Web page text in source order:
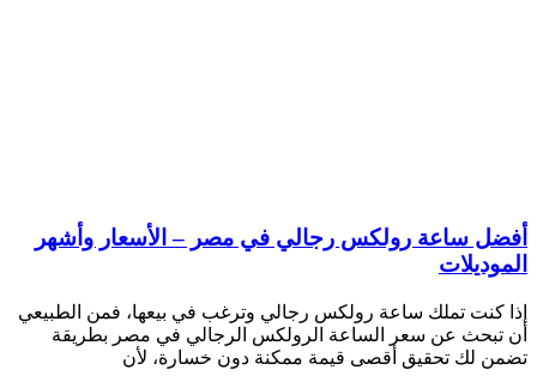
أفضل ساعة رولكس رجالي في مصر – الأسعار وأشهر
الموديلات
إذا كنت تملك ساعة رولكس رجالي وترغب في بيعها، فمن الطبيعي
أن تبحث عن سعر الساعة الرولكس الرجالي في مصر بطريقة
تضمن لك تحقيق أقصى قيمة ممكنة دون خسارة، لأن